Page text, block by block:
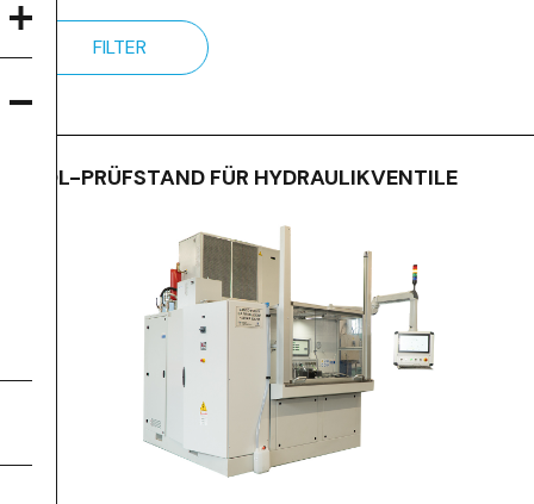
FILTER
EOL-PRÜFSTAND FÜR HYDRAULIKVENTILE